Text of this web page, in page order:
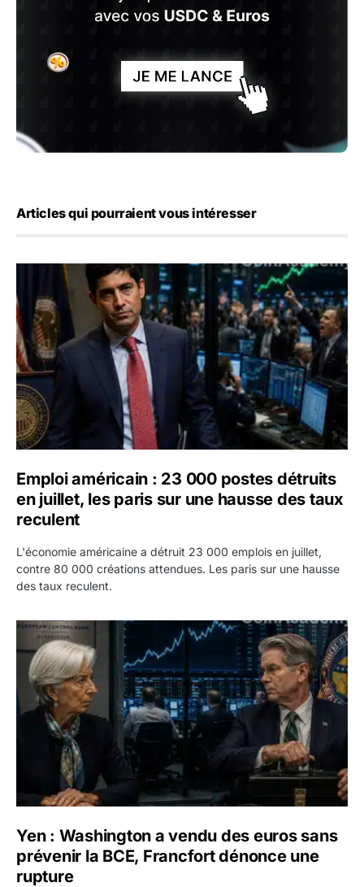
Articles qui pourraient vous intéresser
Emploi américain : 23 000 postes détruits en juillet, les
Emploi américain : 23 000 postes détruits
en juillet, les paris sur une hausse des taux
reculent
L'économie américaine a détruit 23 000 emplois en juillet,
contre 80 000 créations attendues. Les paris sur une hausse
des taux reculent.
Yen : Washington a vendu des euros sans prévenir la
Yen : Washington a vendu des euros sans
prévenir la BCE, Francfort dénonce une
rupture